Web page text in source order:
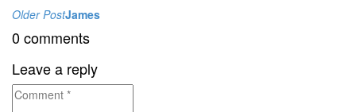
Навигация
по
записям
Older PostJames
0 comments
Leave a reply